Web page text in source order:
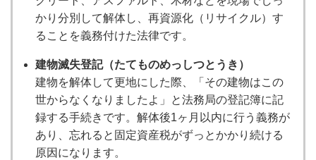
かり分別して解体し、再資源化（リサイクル）す
ることを義務付けた法律です。
建物滅失登記（たてものめっしつとうき）
建物を解体して更地にした際、「その建物はこの
世からなくなりましたよ」と法務局の登記簿に記
録する手続きです。解体後1ヶ月以内に行う義務が
あり、忘れると固定資産税がずっとかかり続ける
原因になります。